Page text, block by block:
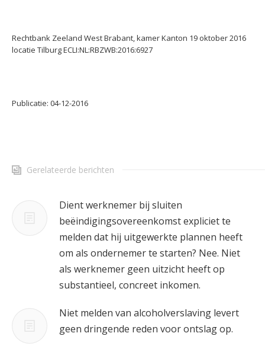
Rechtbank Zeeland West Brabant, kamer Kanton 19 oktober 2016
locatie Tilburg ECLI:NL:RBZWB:2016:6927
Publicatie: 04-12-2016
Gerelateerde berichten
Dient werknemer bij sluiten
beëindigingsovereenkomst expliciet te
melden dat hij uitgewerkte plannen heeft
om als ondernemer te starten? Nee. Niet
als werknemer geen uitzicht heeft op
substantieel, concreet inkomen.
Niet melden van alcoholverslaving levert
geen dringende reden voor ontslag op.